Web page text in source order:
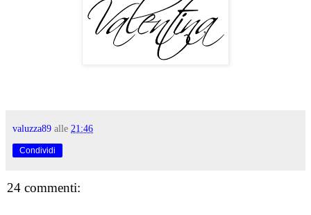
valuzza89 alle 21:46
Condividi
24 commenti: